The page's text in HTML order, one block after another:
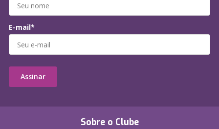
Sobre o Clube
E-mail*
Assinar